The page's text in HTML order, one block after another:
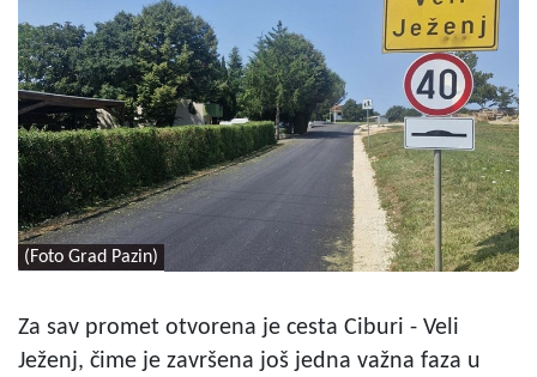
(Foto Grad Pazin)
Za sav promet otvorena je cesta Ciburi - Veli
Ježenj, čime je završena još jedna važna faza u